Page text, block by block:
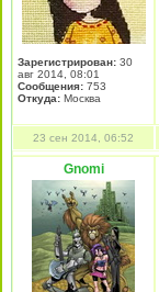
Зарегистрирован: 30
авг 2014, 08:01
Сообщения: 753
Откуда: Москва
23 сен 2014, 06:52
Gnomi